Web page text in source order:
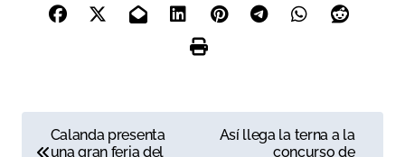
Calanda presenta
una gran feria del
Así llega la terna a la
concurso de